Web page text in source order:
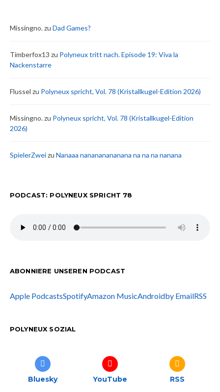
Missingno.zu Dad Games?
Timberfox13 zu Polyneux tritt nach. Episode 19: Viva la
Nackenstarre
Flussel zu Polyneux spricht, Vol. 78 (Kristallkugel-Edition 2026)
Missingno.zu Polyneux spricht, Vol. 78 (Kristallkugel-Edition
2026)
SpielerZweizu Nanaaa nanananananana na na na nanana
PODCAST: POLYNEUX SPRICHT 78
ABONNIERE UNSEREN PODCAST
Apple PodcastsSpotifyAmazon MusicAndroidby EmailRSS
POLYNEUX SOZIAL
Bluesky YouTube RSS